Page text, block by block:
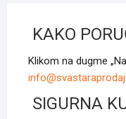
KAKO
Klikom na dugme
SIGURNA